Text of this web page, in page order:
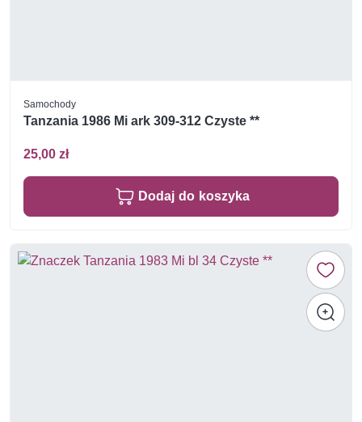
Samochody
Tanzania 1986 Mi ark 309-312 Czyste **
25,00 zł
Dodaj do koszyka